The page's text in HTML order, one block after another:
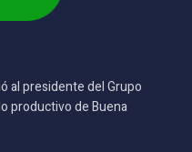
al presidente del Grupo
productivo de Buena